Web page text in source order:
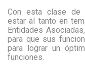
Con esta clase de
estar al tanto en
Entidades
para que sus
para lograr un
funciones.